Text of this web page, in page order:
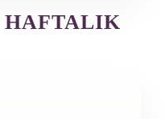
HAFTALIK